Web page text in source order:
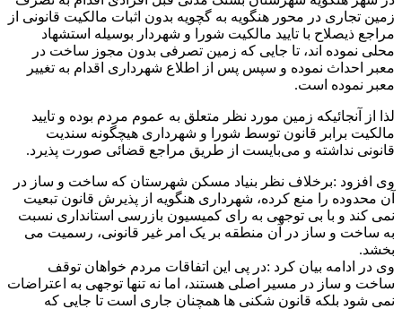
زمین تجاری در محور هنگویه به گچویه بدون اثبات مالکیت قانونی از
مراجع ذیصلاح با تایید مالکیت شورا و شهردار بوسیله استشهاد
محلی نموده اند، تا جایی که زمین تصرفی بدون مجوز ساخت در
معبر احداث نموده و سپس پس از اطلاع شهرداری اقدام به تغییر
معبر نموده است.
لذا از آنجائیکه زمین مورد نظر متعلق به عموم مردم بوده و تایید
مالکیت برابر قانون توسط شورا و شهرداری هیچگونه سندیت
قانونی نداشته و می‌بایست از طریق مراجع قضائی صورت پذیرد.
وی افزود :برخلاف نظر بنیاد مسکن شهرستان که ساخت و ساز در
آن محدوده را منع کرده، شهرداری هنگویه از پذیرش قانون تبعیت
نمی کند و با بی توجهی به رای کمیسیون بازرسی استانداری نسبت
به ساخت و ساز در آن منطقه بر یک امر غیر قانونی، رسمیت می
بخشد.
وی در ادامه بیان کرد :در پی این اتفاقات مردم خواهان توقف
ساخت و ساز در مسیر اصلی هستند، اما نه تنها توجهی به اعتراضات
نمی شود بلکه قانون شکنی ها همچنان جاری است تا جایی که